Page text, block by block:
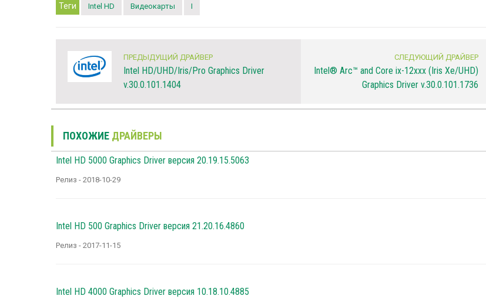
Теги Intel HD Видеокарты I
ПРЕДЫДУЩИЙ ДРАЙВЕР
Intel HD/UHD/Iris/Pro Graphics Driver
v.30.0.101.1404
СЛЕДУЮЩИЙ ДРАЙВЕР
Intel® Arc™ and Core ix-12xxx (Iris Xe/UHD)
Graphics Driver v.30.0.101.1736
ПОХОЖИЕ ДРАЙВЕРЫ
Intel HD 5000 Graphics Driver версия 20.19.15.5063
Релиз - 2018-10-29
Intel HD 500 Graphics Driver версия 21.20.16.4860
Релиз - 2017-11-15
Intel HD 4000 Graphics Driver версия 10.18.10.4885